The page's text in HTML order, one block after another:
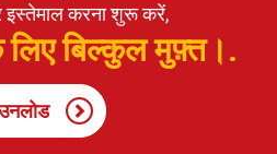
इस्तेमाल करना शुरू करें,
बिल्कुल मुफ़्त।.